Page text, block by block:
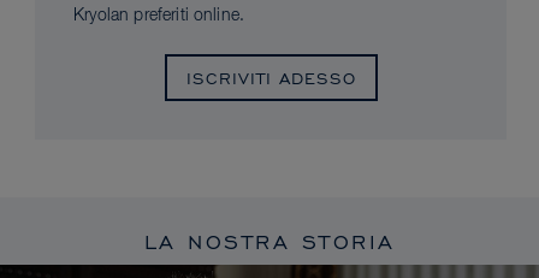
Kryolan preferiti online.
ISCRIVITI ADESSO
LA NOSTRA STORIA